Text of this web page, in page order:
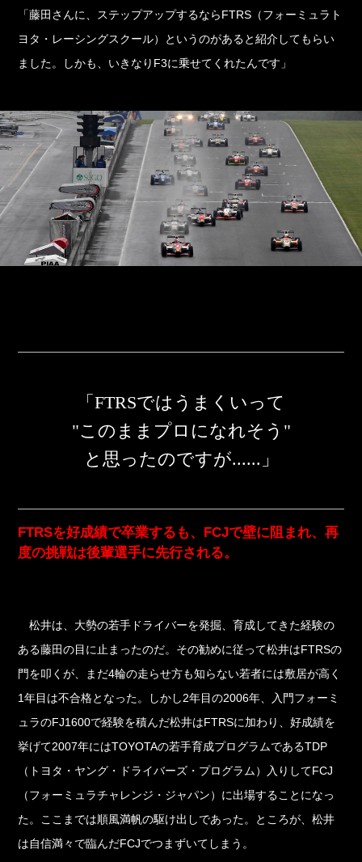
「藤田さんに、ステップアップするならFTRS（フォーミュラト
ヨタ・レーシングスクール）というのがあると紹介してもらい
ました。しかも、いきなりF3に乗せてくれたんです」
「FTRSではうまくいって
"このままプロになれそう"
と思ったのですが......」
FTRSを好成績で卒業するも、FCJで壁に阻まれ、再
度の挑戦は後輩選手に先行される。
松井は、大勢の若手ドライバーを発掘、育成してきた経験の
ある藤田の目に止まったのだ。その勧めに従って松井はFTRSの
門を叩くが、まだ4輪の走らせ方も知らない若者には敷居が高く
1年目は不合格となった。しかし2年目の2006年、入門フォーミ
ュラのFJ1600で経験を積んだ松井はFTRSに加わり、好成績を
挙げて2007年にはTOYOTAの若手育成プログラムであるTDP
（トヨタ・ヤング・ドライバーズ・プログラム）入りしてFCJ
（フォーミュラチャレンジ・ジャパン）に出場することになっ
た。ここまでは順風満帆の駆け出しであった。ところが、松井
は自信満々で臨んだFCJでつまずいてしまう。